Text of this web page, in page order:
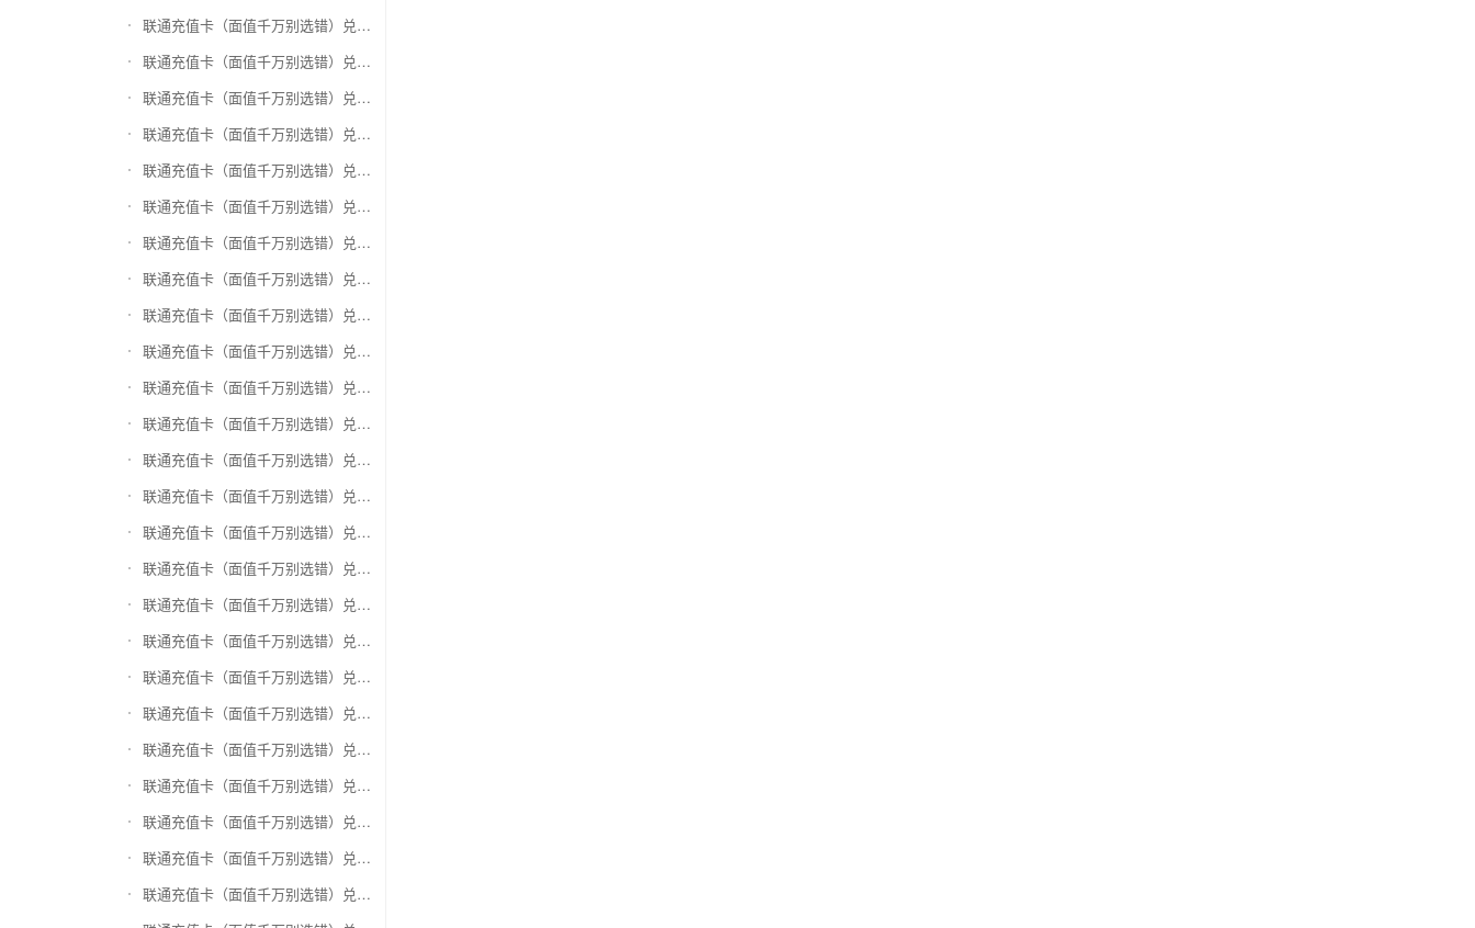
联通充值卡（面值千万别选错）兑换得仕通卡
联通充值卡（面值千万别选错）兑换便利通卡
联通充值卡（面值千万别选错）兑换同程旅游卡
联通充值卡（面值千万别选错）兑换万能消费卡
联通充值卡（面值千万别选错）兑换生活杉德卡
联通充值卡（面值千万别选错）兑换世通卡
联通充值卡（面值千万别选错）兑换商盟卡
联通充值卡（面值千万别选错）兑换赢点生活卡
联通充值卡（面值千万别选错）兑换智惠卡
联通充值卡（面值千万别选错）兑换途牛商旅卡
联通充值卡（面值千万别选错）兑换天天一卡通
联通充值卡（面值千万别选错）兑换(易初)卜蜂莲花礼品卡
联通充值卡（面值千万别选错）兑换神州运通超级卡(运通网购卡)
联通充值卡（面值千万别选错）兑换中石油省卡
联通充值卡（面值千万别选错）兑换必胜客
联通充值卡（面值千万别选错）兑换星巴克
联通充值卡（面值千万别选错）兑换哈根达斯电子券
联通充值卡（面值千万别选错）兑换平安1768欢乐豆
联通充值卡（面值千万别选错）兑换金山一卡通
联通充值卡（面值千万别选错）兑换汉购通
联通充值卡（面值千万别选错）兑换肯德基
联通充值卡（面值千万别选错）兑换CoCo
联通充值卡（面值千万别选错）兑换COSTA
联通充值卡（面值千万别选错）兑换滴滴打车
联通充值卡（面值千万别选错）兑换锦江e卡通(锦江一卡通)